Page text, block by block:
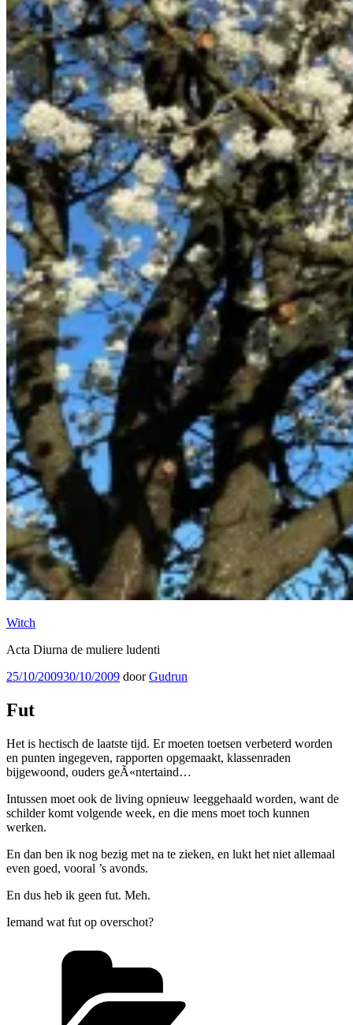
Witch
Acta Diurna de muliere ludenti
Geplaatst
25/10/200930/10/2009 doorGudrun
Fut
Het is hectisch de laatste tijd. Er moeten toetsen verbeterd worden
en punten ingegeven, rapporten opgemaakt, klassenraden
bijgewoond, ouders geÃ«ntertaind…
Intussen moet ook de living opnieuw leeggehaald worden, want de
schilder komt volgende week, en die mens moet toch kunnen
werken.
En dan ben ik nog bezig met na te zieken, en lukt het niet allemaal
even goed, vooral ’s avonds.
En dus heb ik geen fut. Meh.
Iemand wat fut op overschot?